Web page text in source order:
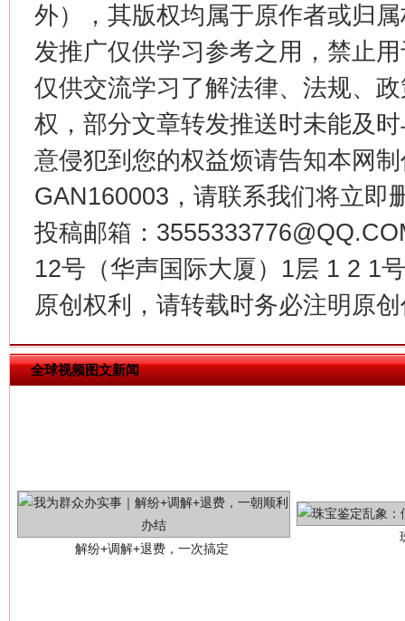
外），其版权均属于原作者或归
发推广仅供学习参考之用，禁止
仅供交流学习了解法律、法规、
权，部分文章转发推送时未能及
意侵犯到您的权益烦请告知本网
GAN160003，请联系我们将立即
投稿邮箱：
12号（华声国际大厦）1层 1 2 1
原创权利，请转载时务必注明原
全球视频图文新闻
揭批美国五大"原罪" "炒